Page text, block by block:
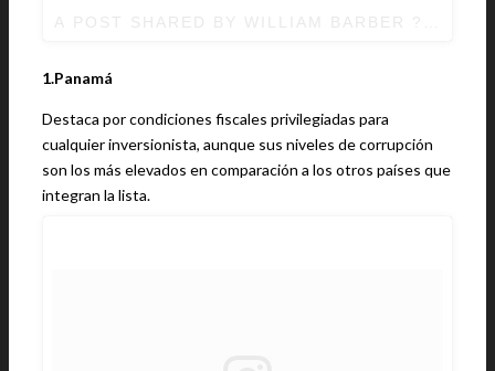
1.Panamá
Destaca por condiciones fiscales privilegiadas para
cualquier inversionista, aunque sus niveles de corrupción
son los más elevados en comparación a los otros países que
integran la lista.